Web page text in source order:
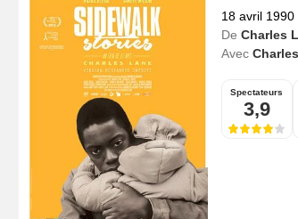
18 avril 1990
De Charles
Avec
Spectateurs
3,9